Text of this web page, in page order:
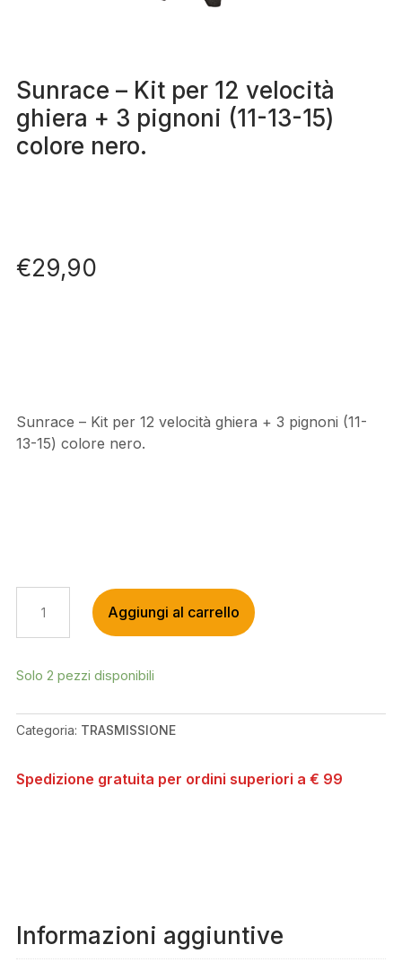
Sunrace – Kit per 12 velocità
ghiera + 3 pignoni (11-13-15)
colore nero.
€29,90
Sunrace – Kit per 12 velocità ghiera + 3 pignoni (11-
13-15) colore nero.
KIT
12
GHIERA
+
PIGNONI
(11-
Aggiungi al carrello
Solo 2 pezzi disponibili
Categoria: TRASMISSIONE
Spedizione gratuita per ordini superiori a € 99
Informazioni aggiuntive